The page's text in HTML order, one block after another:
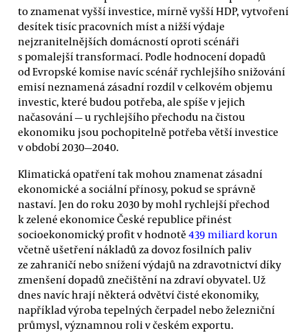
to znamenat vyšší investice, mírně vyšší HDP, vytvoření
desítek tisíc pracovních míst a nižší výdaje
nejzranitelnějších domácností oproti scénáři
s pomalejší transformací. Podle hodnocení dopadů
od Evropské komise navíc scénář rychlejšího snižování
emisí neznamená zásadní rozdíl v celkovém objemu
investic, které budou potřeba, ale spíše v jejich
načasování — u rychlejšího přechodu na čistou
ekonomiku jsou pochopitelně potřeba větší investice
v období 2030—2040.
Klimatická opatření tak mohou znamenat zásadní
ekonomické a sociální přínosy, pokud se správně
nastaví. Jen do roku 2030 by mohl rychlejší přechod
k zelené ekonomice České republice přinést
socioekonomický profit v hodnotě 439 miliard korun
včetně ušetření nákladů za dovoz fosilních paliv
ze zahraničí nebo snížení výdajů na zdravotnictví díky
zmenšení dopadů znečištění na zdraví obyvatel. Už
dnes navíc hrají některá odvětví čisté ekonomiky,
například výroba tepelných čerpadel nebo železniční
průmysl, významnou roli v českém exportu.